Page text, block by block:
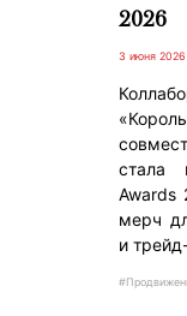
2026
3 июня 2026
стала
Awards
мерч
и